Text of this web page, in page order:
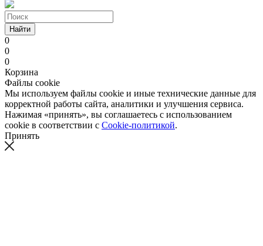
Найти
0
0
0
Корзина
Файлы cookie
Мы используем файлы cookie и иные технические данные для
корректной работы сайта, аналитики и улучшения сервиса.
Нажимая «принять», вы соглашаетесь с использованием
cookie в соответствии с Cookie-политикой.
Принять